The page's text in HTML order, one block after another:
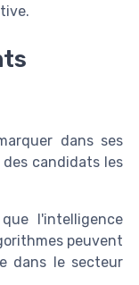
dans ses
candidats les
l'intelligence
peuvent
dans le secteur